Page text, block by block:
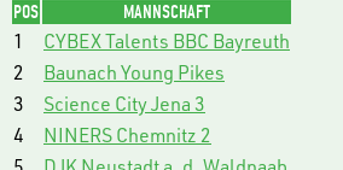
POS MANNSCHAFT
1
CYBEX Talents BBC Bayreuth
2
Baunach Young Pikes
3
Science City Jena 3
4
NINERS Chemnitz 2